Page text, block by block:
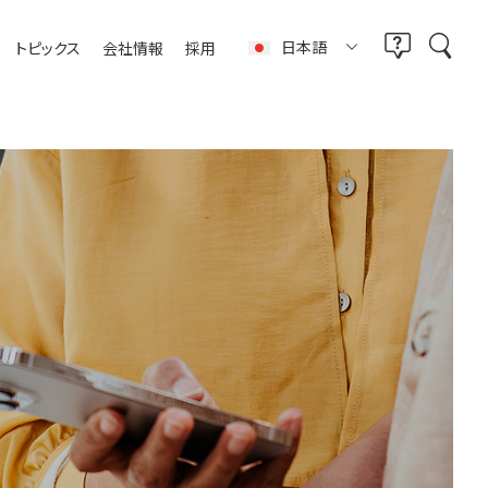
トピックス 会社情報 採用 日本語